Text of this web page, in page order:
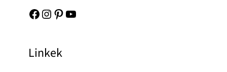
Facebook Instagram Pinterest YouTube
Linkek